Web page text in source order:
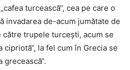
turcească“, cea pe care o
invadarea de-acum jumătate de
trupele turcești, acum se
cipriotă“, la fel cum în Grecia se
grecească“.